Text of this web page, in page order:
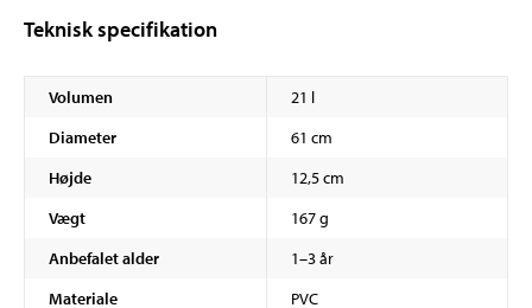
Teknisk specifikation
Volumen
21 l
Diameter
61 cm
Højde
12,5 cm
Vægt
167 g
Anbefalet alder
1–3 år
Materiale
PVC